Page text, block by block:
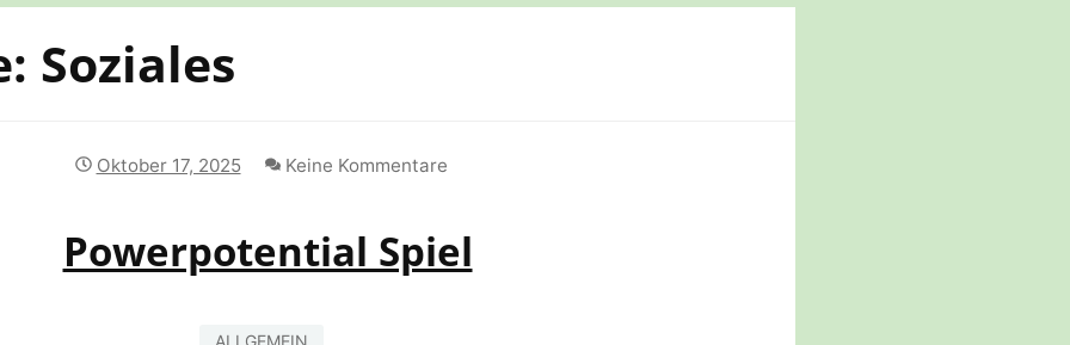
Soziales
Oktober 17, 2025 Keine Kommentare
Powerpotential Spiel
ALLGEMEIN